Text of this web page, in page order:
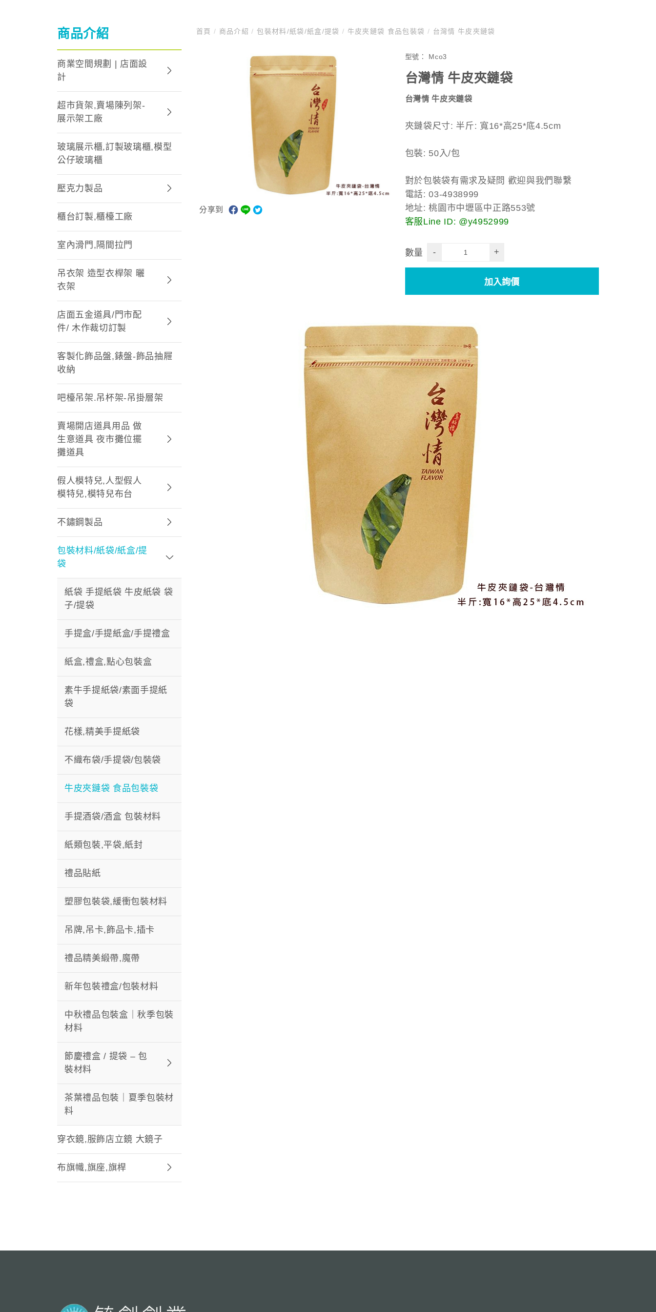
商品介紹
商業空間規劃 | 店面設
計
超市貨架,賣場陳列架-
展示架工廠
玻璃展示櫃,訂製玻璃櫃,模型
公仔玻璃櫃
壓克力製品
櫃台訂製,櫃檯工廠
室內滑門,隔間拉門
吊衣架 造型衣桿架 曬
衣架
店面五金道具/門市配
件/ 木作裁切訂製
客製化飾品盤,錶盤-飾品抽屜
收納
吧檯吊架.吊杯架-吊掛層架
賣場開店道具用品 做
生意道具 夜市攤位擺
攤道具
假人模特兒,人型假人
模特兒,模特兒布台
不鏽鋼製品
包裝材料/紙袋/紙盒/提
袋
紙袋 手提紙袋 牛皮紙袋 袋
子/提袋
手提盒/手提紙盒/手提禮盒
紙盒,禮盒,點心包裝盒
素牛手提紙袋/素面手提紙
袋
花樣,精美手提紙袋
不織布袋/手提袋/包裝袋
牛皮夾鏈袋 食品包裝袋
手提酒袋/酒盒 包裝材料
紙類包裝,平袋,紙封
禮品貼紙
塑膠包裝袋,緩衝包裝材料
吊牌,吊卡,飾品卡,插卡
禮品精美緞帶,魔帶
新年包裝禮盒/包裝材料
中秋禮品包裝盒｜秋季包裝
材料
節慶禮盒 / 提袋 – 包
裝材料
茶葉禮品包裝｜夏季包裝材
料
穿衣鏡,服飾店立鏡 大鏡子
布旗幟,旗座,旗桿
首頁/ 商品介紹/ 包裝材料/紙袋/紙盒/提袋/ 牛皮夾鏈袋 食品包裝袋 / 台灣情 牛皮夾鏈袋
分享到
型號： Mco3
台灣情 牛皮夾鏈袋
台灣情 牛皮夾鏈袋
夾鏈袋尺寸: 半斤: 寬16*高25*底4.5cm
包裝: 50入/包
對於包裝袋有需求及疑問 歡迎與我們聯繫
電話: 03-4938999
地址: 桃園市中壢區中正路553號
客服Line ID: @y4952999
數量 - +
加入詢價